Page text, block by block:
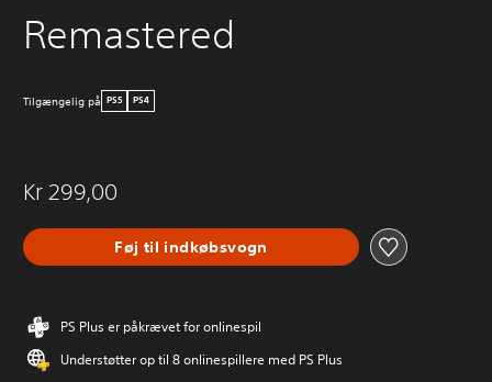
Remastered
Tilgængelig på PS5 PS4
Kr 299,00
Føj til indkøbsvogn
PS Plus er påkrævet for onlinespil
Understøtter op til 8 onlinespillere med PS Plus